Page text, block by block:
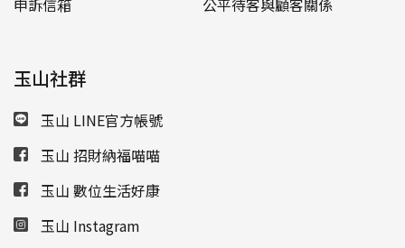
玉山社群
玉山 LINE官方帳號
玉山 招財納福喵喵
玉山 數位生活好康
玉山 Instagram